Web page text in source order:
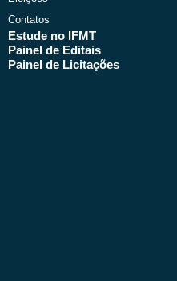
Contatos
Estude no IFMT
Painel de Editais
Painel de Licitações